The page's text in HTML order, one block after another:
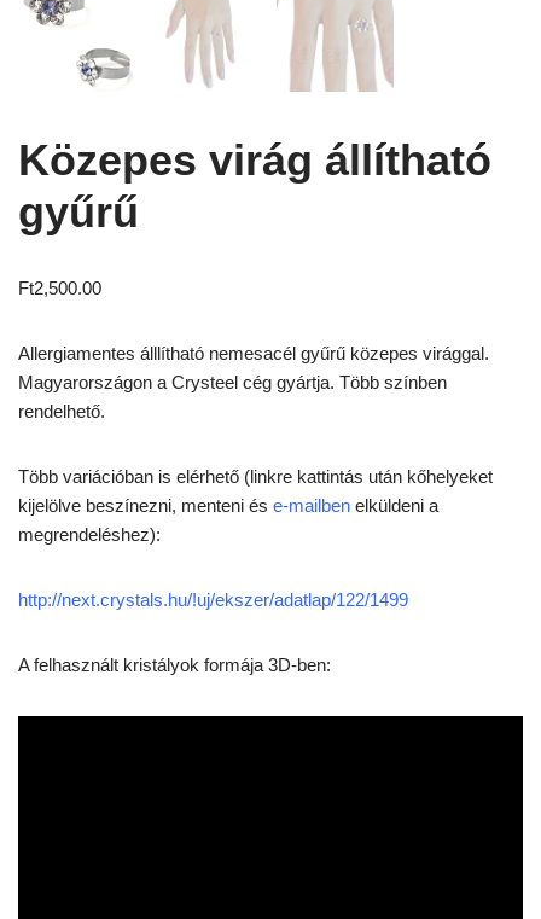
Közepes virág állítható
gyűrű
Ft2,500.00
Allergiamentes álllítható nemesacél gyűrű közepes virággal.
Magyarországon a Crysteel cég gyártja. Több színben
rendelhető.
Több variációban is elérhető (linkre kattintás után kőhelyeket
kijelölve beszínezni, menteni és e-mailben elküldeni a
megrendeléshez):
http://next.crystals.hu/!uj/ekszer/adatlap/122/1499
A felhasznált kristályok formája 3D-ben: